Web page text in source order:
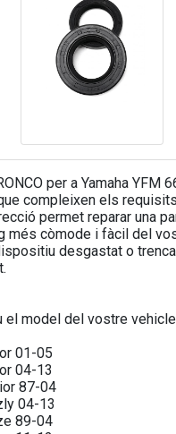
per a Yamaha YFM
compleixen els
permet reparar una
més còmode i fàcil del
desgastat o
el model del vostre
01-05
04-13
87-04
04-13
89-04